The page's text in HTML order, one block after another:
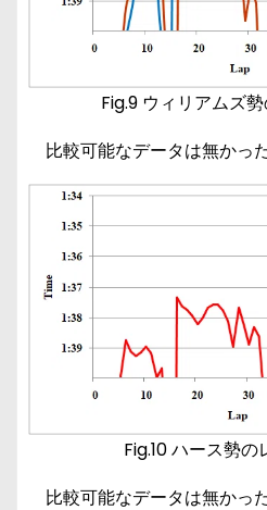
Fig.9 ウィリアムズ
比較可能なデータは無かった
Fig.10 ハース勢の
比較可能なデータは無かった